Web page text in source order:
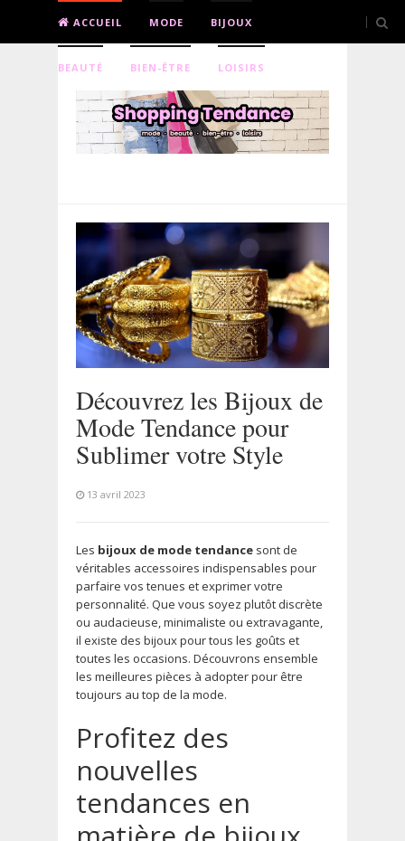
ACCUEIL MODE BIJOUX
BEAUTÉ BIEN-ÊTRE LOISIRS
Découvrez les Bijoux de
Mode Tendance pour
Sublimer votre Style
13 avril 2023
Les bijoux de mode tendance sont de
véritables accessoires indispensables pour
parfaire vos tenues et exprimer votre
personnalité. Que vous soyez plutôt discrète
ou audacieuse, minimaliste ou extravagante,
il existe des bijoux pour tous les goûts et
toutes les occasions. Découvrons ensemble
les meilleures pièces à adopter pour être
toujours au top de la mode.
Profitez des
nouvelles
tendances en